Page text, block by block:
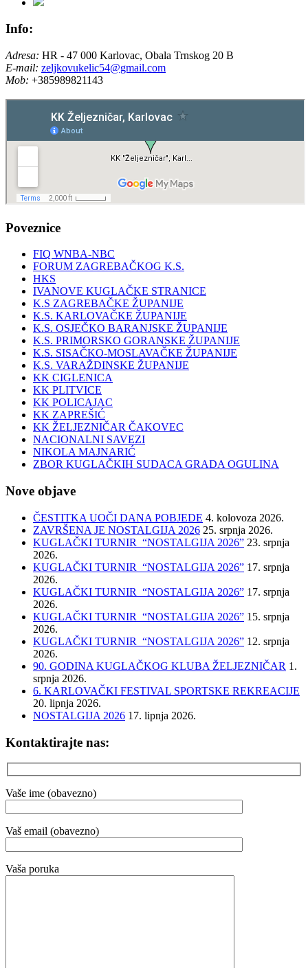
Info:
Adresa: HR - 47 000 Karlovac, Obala Trnskog 20 B
E-mail: zeljkovukelic54@gmail.com
Mob: +385989821143
Poveznice
FIQ WNBA-NBC
FORUM ZAGREBAČKOG K.S.
HKS
IVANOVE KUGLAČKE STRANICE
K.S ZAGREBAČKE ŽUPANIJE
K.S. KARLOVAČKE ŽUPANIJE
K.S. OSJEČKO BARANJSKE ŽUPANIJE
K.S. PRIMORSKO GORANSKE ŽUPANIJE
K.S. SISAČKO-MOSLAVAČKE ŽUPANIJE
K.S. VARAŽDINSKE ŽUPANIJE
KK CIGLENICA
KK PLITVICE
KK POLICAJAC
KK ZAPREŠIĆ
KK ŽELJEZNIČAR ČAKOVEC
NACIONALNI SAVEZI
NIKOLA MAJNARIĆ
ZBOR KUGLAČKIH SUDACA GRADA OGULINA
Nove objave
ČESTITKA UOČI DANA POBJEDE 4. kolovoza 2026.
ZAVRŠENA JE NOSTALGIJA 2026 25. srpnja 2026.
KUGLAČKI TURNIR “NOSTALGIJA 2026” 23. srpnja
2026.
KUGLAČKI TURNIR “NOSTALGIJA 2026” 17. srpnja
2026.
KUGLAČKI TURNIR “NOSTALGIJA 2026” 17. srpnja
2026.
KUGLAČKI TURNIR “NOSTALGIJA 2026” 15. srpnja
2026.
KUGLAČKI TURNIR “NOSTALGIJA 2026” 12. srpnja
2026.
90. GODINA KUGLAČKOG KLUBA ŽELJEZNIČAR 1.
srpnja 2026.
6. KARLOVAČKI FESTIVAL SPORTSKE REKREACIJE
20. lipnja 2026.
NOSTALGIJA 2026 17. lipnja 2026.
Kontaktirajte nas:
Vaše ime (obavezno)
Vaš email (obavezno)
Vaša poruka